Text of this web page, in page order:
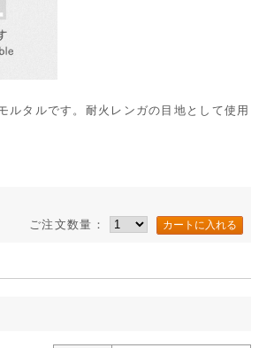
ルタルです。耐火レンガの目地として使用
ご注文数量：